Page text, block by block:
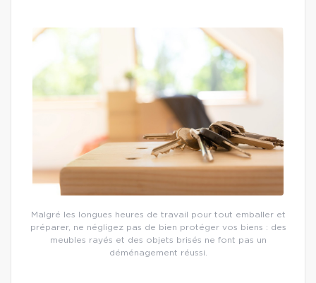
Malgré les longues heures de travail pour tout emballer et
préparer, ne négligez pas de bien protéger vos biens : des
meubles rayés et des objets brisés ne font pas un
déménagement réussi.